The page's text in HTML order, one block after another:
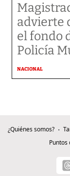
advierte
el fondo
Policía
NACIONAL
¿Quiénes somos?
Puntos